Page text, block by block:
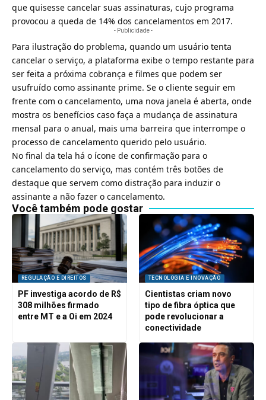
que quisesse cancelar suas assinaturas, cujo programa
provocou a queda de 14% dos cancelamentos em 2017.
- Publicidade -
Para ilustração do problema, quando um usuário tenta
cancelar o serviço, a plataforma exibe o tempo restante para
ser feita a próxima cobrança e filmes que podem ser
usufruído como assinante prime. Se o cliente seguir em
frente com o cancelamento, uma nova janela é aberta, onde
mostra os benefícios caso faça a mudança de assinatura
mensal para o anual, mais uma barreira que interrompe o
processo de cancelamento querido pelo usuário.
No final da tela há o ícone de confirmação para o
cancelamento do serviço, mas contém três botões de
destaque que servem como distração para induzir o
assinante a não fazer o cancelamento.
Você também pode gostar
REGULAÇÃO E DIREITOS
PF investiga acordo de R$
308 milhões firmado
entre MT e a Oi em 2024
TECNOLOGIA E INOVAÇÃO
Cientistas criam novo
tipo de fibra óptica que
pode revolucionar a
conectividade